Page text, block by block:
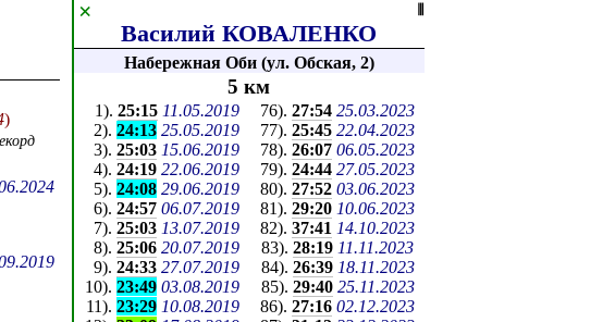
)
⦀
×
Василий КОВАЛЕНКО
Набережная Оби (ул. Обская, 2)
5 км
1). 25:15 11.05.2019 76).27:54 25.03.2023
2).24:13 25.05.2019 77).25:45 22.04.2023
3).25:03 15.06.2019 78).26:07 06.05.2023
4).24:19 22.06.2019 79).24:44 27.05.2023
5).24:08 29.06.2019 80).27:52 03.06.2023
6).24:57 06.07.2019 81).29:20 10.06.2023
7).25:03 13.07.2019 82).37:41 14.10.2023
8).25:06 20.07.2019 83).28:19 11.11.2023
9).24:33 27.07.2019 84). 26:39 18.11.2023
10).23:49 03.08.2019 85). 29:40 25.11.2023
11). 23:29 10.08.2019 86).27:16 02.12.2023